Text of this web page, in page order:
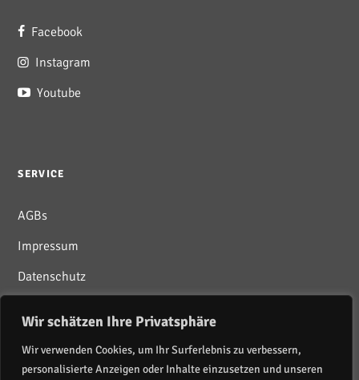
Wir schätzen Ihre Privatsphäre
Wir verwenden Cookies, um Ihr Surferlebnis zu verbessern,
personalisierte Anzeigen oder Inhalte einzusetzen und unseren
Facebook
Instagram
Youtube
SERVICE
AGBs
Impressum
Datenschutz
Newsletter abonnieren